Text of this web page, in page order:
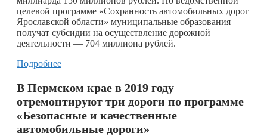
целевой программе «Сохранность автомобильных дорог
Ярославской области» муниципальные образования
получат субсидии на осуществление дорожной
деятельности — 704 миллиона рублей.
Подробнее
В Пермском крае в 2019 году
отремонтируют три дороги по программе
«Безопасные и качественные
автомобильные дороги»